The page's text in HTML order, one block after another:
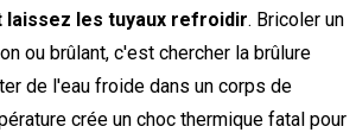
les tuyaux refroidir. Bricoler un
ou brûlant, c'est chercher la brûlure
de l'eau froide dans un corps de
crée un choc thermique fatal pour